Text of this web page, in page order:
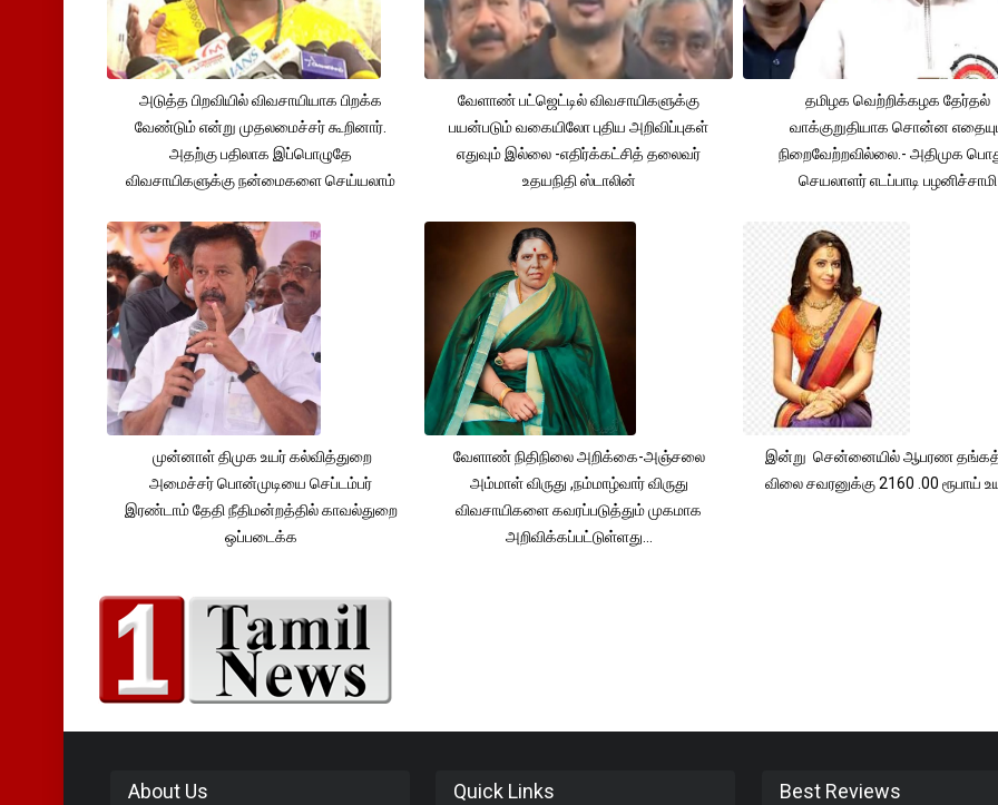
அடுத்த பிறவியில் விவசாயியாக பிறக்க
வேண்டும் என்று முதலமைச்சர் கூறினார்.
அதற்கு பதிலாக இப்பொழுதே
விவசாயிகளுக்கு நன்மைகளை செய்யலாம்
வேளாண் பட்ஜெட்டில் விவசாயிகளுக்கு
பயன்படும் வகையிலோ புதிய அறிவிப்புகள்
எதுவும் இல்லை -எதிர்க்கட்சித் தலைவர்
உதயநிதி ஸ்டாலின்
தமிழக வெற்றிக்கழக தேர்தல்
வாக்குறுதியாக சொன்ன
நிறைவேற்றவில்லை.- அதிமுக
செயலாளர் எடப்பாடி பழனிச்சாமி
முன்னாள் திமுக உயர் கல்வித்துறை
அமைச்சர் பொன்முடியை செப்டம்பர்
இரண்டாம் தேதி நீதிமன்றத்தில் காவல்துறை
ஒப்படைக்க
வேளாண் நிதிநிலை அறிக்கை-அஞ்சலை
அம்மாள் விருது ,நம்மாழ்வார் விருது
விவசாயிகளை கவரப்படுத்தும் முகமாக
அறிவிக்கப்பட்டுள்ளது...
இன்று சென்னையில் ஆபரண
விலை சவரனுக்கு 2160 .00 ரூபாய்
About Us Quick Links Best Reviews